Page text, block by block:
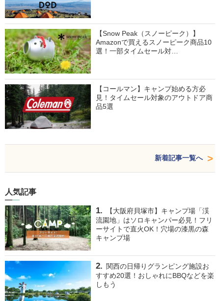
【Snow Peak（スノーピーク）】
Amazonで買えるスノーピーク商品10
選！一部タイムセール対…
【コールマン】キャンプ始める方必
見！タイムセール対象のアウトドア商
品5選
新着記事一覧へ
人気記事
【大阪府貝塚市】キャンプ場「渓
流園地」はソロキャンパー必見！フリ
ーサイトで直火OK！穴場の漆黒の森
キャンプ場
関西の日帰りグランピング施設お
すすめ20選！おしゃれにBBQなどを楽
しもう